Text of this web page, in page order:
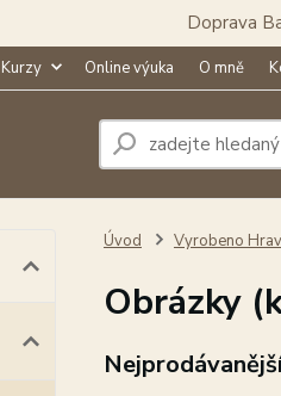
Doprava
Kurzy Online výuka O mně
Úvod Vyrobeno
Obrázky